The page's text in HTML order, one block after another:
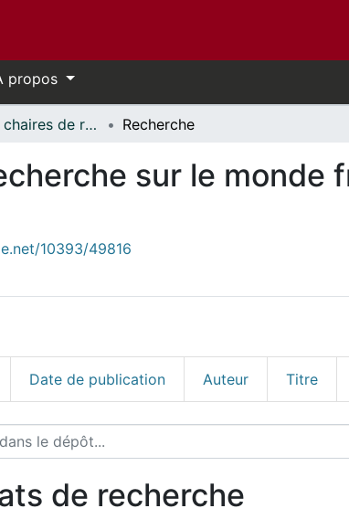
propos
Collège des chaires de recherche sur le monde francophone (CCRMF) Recherche
sur le monde
10393/49816
Date de publication Auteur Titre
de recherche